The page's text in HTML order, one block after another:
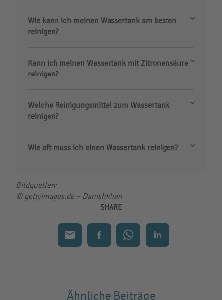
Wie kann ich meinen Wassertank am besten
reinigen?
Kann ich meinen Wassertank mit Zitronensäure
reinigen?
Welche Reinigungsmittel zum Wassertank
reinigen?
Wie oft muss ich einen Wassertank reinigen?
Bildquellen:
© gettyimages.de – Danishkhan
SHARE
Ähnliche Beiträge